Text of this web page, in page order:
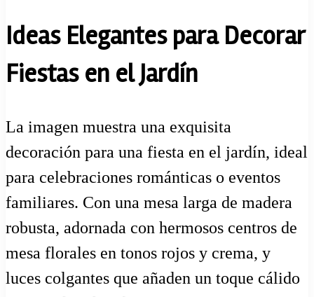
Ideas Elegantes para Decorar
Fiestas en el Jardín
La imagen muestra una exquisita
decoración para una fiesta en el jardín, ideal
para celebraciones románticas o eventos
familiares. Con una mesa larga de madera
robusta, adornada con hermosos centros de
mesa florales en tonos rojos y crema, y
luces colgantes que añaden un toque cálido